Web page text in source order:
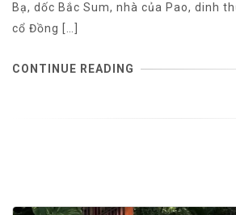
Bạ, dốc Bắc Sum, nhà của Pao, dinh
cổ Đồng […]
CONTINUE READING